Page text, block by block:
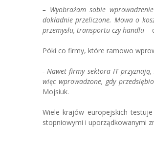
– Wyobrażam sobie
dokładnie przeliczone. Mowa o
przemysłu, transportu czy handlu –
Póki co firmy, które ramowo
- Nawet firmy sektora IT przyznają,
więc wprowadzone, gdy
Mojsiuk.
Wiele krajów europejskich
stopniowymi i uporządkowanymi